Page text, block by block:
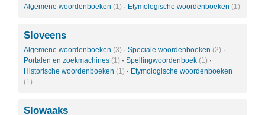
Algemene woordenboeken (1) · Etymologische woordenboeken (1)
Sloveens
Algemene woordenboeken (3) · Speciale woordenboeken (2) ·
Portalen en zoekmachines (1) · Spellingwoordenboek (1) ·
Historische woordenboeken (1) · Etymologische woordenboeken
(1)
Slowaaks